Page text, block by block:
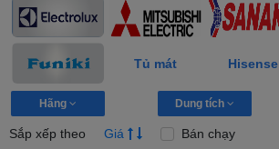
Tủ mát Hisense
Hãng Dung tích
Sắp xếp theo Giá Bán chạy